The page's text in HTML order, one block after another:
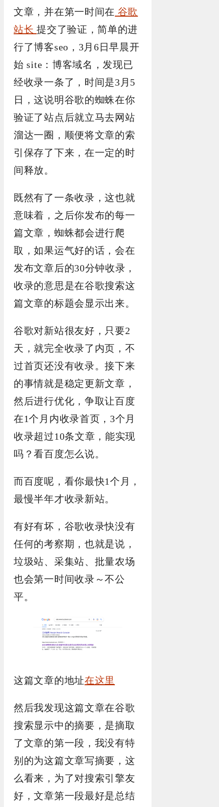
文章，并在第一时间在 谷歌
站长提交了验证，简单的进
行了博客seo，3月6日早晨开
始 site：博客域名，发现已
经收录一条了，时间是3月5
日，这说明谷歌的蜘蛛在你
验证了站点后就立马去网站
溜达一圈，顺便将文章的索
引保存了下来，在一定的时
间释放。
既然有了一条收录，这也就
意味着，之后你发布的每一
篇文章，蜘蛛都会进行爬
取，如果运气好的话，会在
发布文章后的30分钟收录，
收录的意思是在谷歌搜索这
篇文章的标题会显示出来。
谷歌对新站很友好，只要2
天，就完全收录了内页，不
过首页还没有收录。接下来
的事情就是稳定更新文章，
然后进行优化，争取让百度
在1个月内收录首页，3个月
收录超过10条文章，能实现
吗？看百度怎么说。
而百度呢，看你最快1个月，
最慢半年才收录新站。
有好有坏，谷歌收录快没有
任何的考察期，也就是说，
垃圾站、采集站、批量农场
也会第一时间收录～不公
平。
这篇文章的地址在这里
然后我发现这篇文章在谷歌
搜索显示中的摘要，是摘取
了文章的第一段，我没有特
别的为这篇文章写摘要，这
么看来，为了对搜索引擎友
好，文章第一段最好是总结